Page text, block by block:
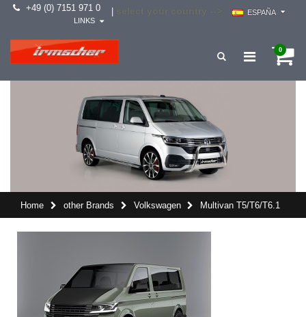
+49 (0) 7151 971 0
ESPAÑA
LINKS
0
Home other Brands Volkswagen Multivan T5/T6/T6.1